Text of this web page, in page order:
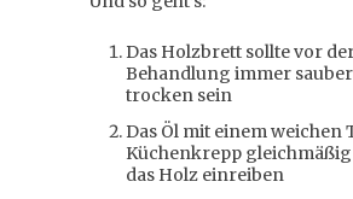
Das Holzbrett sollte vor
Behandlung immer
trocken sein
Das Öl mit einem weichen
Küchenkrepp
das Holz einreiben